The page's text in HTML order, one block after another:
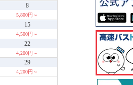
8
5,800円～
15
4,500円～
22
4,200円～
29
4,200円～